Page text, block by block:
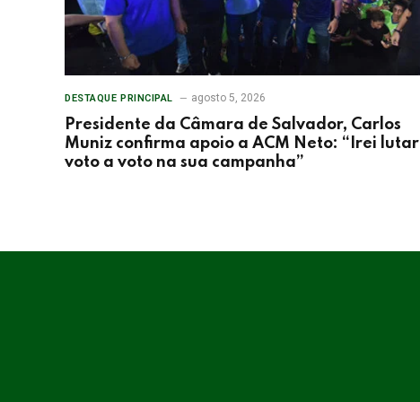
DESTAQUE PRINCIPAL agosto 5, 2026
Presidente da Câmara de Salvador, Carlos
Muniz confirma apoio a ACM Neto: “Irei lutar
voto a voto na sua campanha”